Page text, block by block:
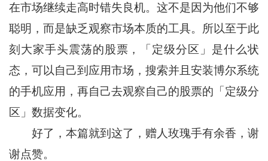
在市场继续走高时错失良机。这不是因为他们不够
聪明，而是缺乏观察市场本质的工具。所以至于此
刻大家手头震荡的股票，「定级分区」是什么状
态，可以自己到应用市场，搜索并且安装博尔系统
的手机应用，再自己去观察自己的股票的「定级分
区」数据变化。
好了，本篇就到这了，赠人玫瑰手有余香，谢
谢点赞。